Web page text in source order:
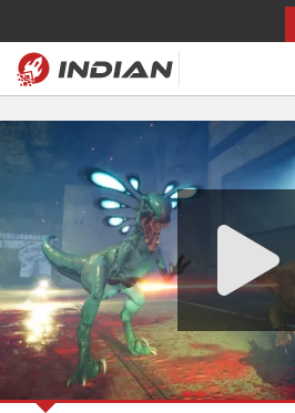
Recenze
Videa
Soutěže
Databáze
Komunita